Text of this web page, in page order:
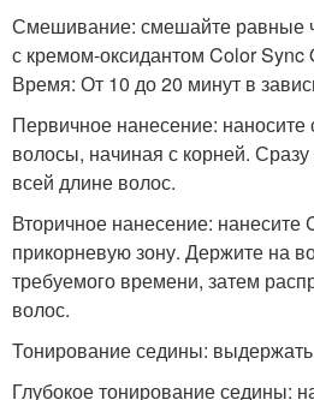
Смешивание: смешайте равные
с кремом-оксидантом Color Sync
Время: От 10 до 20 минут в
Первичное нанесение:
волосы, начиная с корней.
всей длине волос.
Вторичное нанесение: нанесите
прикорневую зону. Держите на
требуемого времени, затем
волос.
Тонирование седины:
Глубокое тонирование седины: